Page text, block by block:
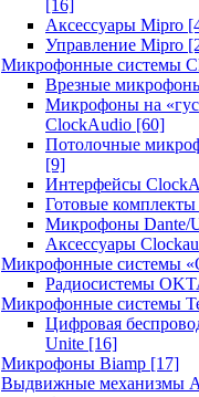
[16]
Аксессуары Mipro
Управление Mipro
Микрофонные системы
Врезные
Микрофоны на
ClockAudio [60]
Потолочные
[9]
Интерфейсы
Готовые
Микрофоны Dante/
Аксессуары
Микрофонные системы
Радиосистемы
Микрофонные системы
Цифровая
Unite [16]
Микрофоны Biamp [17]
Выдвижные механизмы